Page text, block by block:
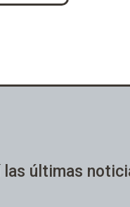
las últimas